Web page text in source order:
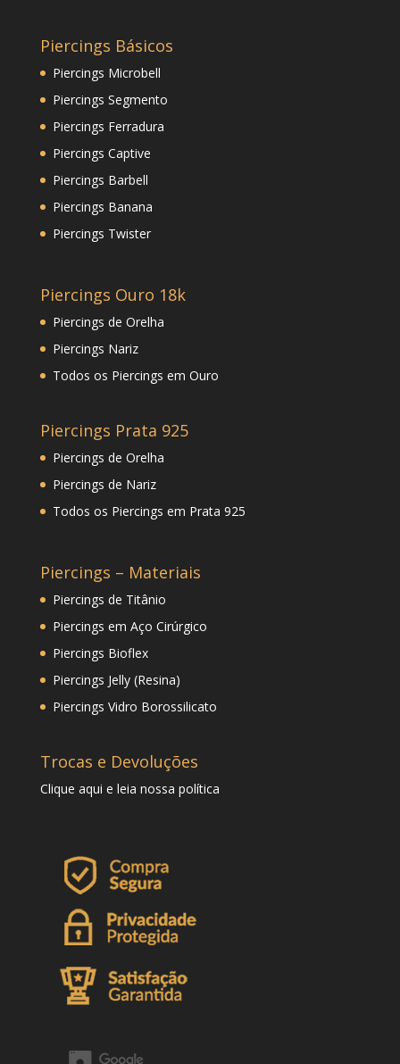
Piercings Básicos
Piercings Microbell
Piercings Segmento
Piercings Ferradura
Piercings Captive
Piercings Barbell
Piercings Banana
Piercings Twister
Piercings Ouro 18k
Piercings de Orelha
Piercings Nariz
Todos os Piercings em Ouro
Piercings Prata 925
Piercings de Orelha
Piercings de Nariz
Todos os Piercings em Prata 925
Piercings – Materiais
Piercings de Titânio
Piercings em Aço Cirúrgico
Piercings Bioflex
Piercings Jelly (Resina)
Piercings Vidro Borossilicato
Trocas e Devoluções
Clique aqui e leia nossa política